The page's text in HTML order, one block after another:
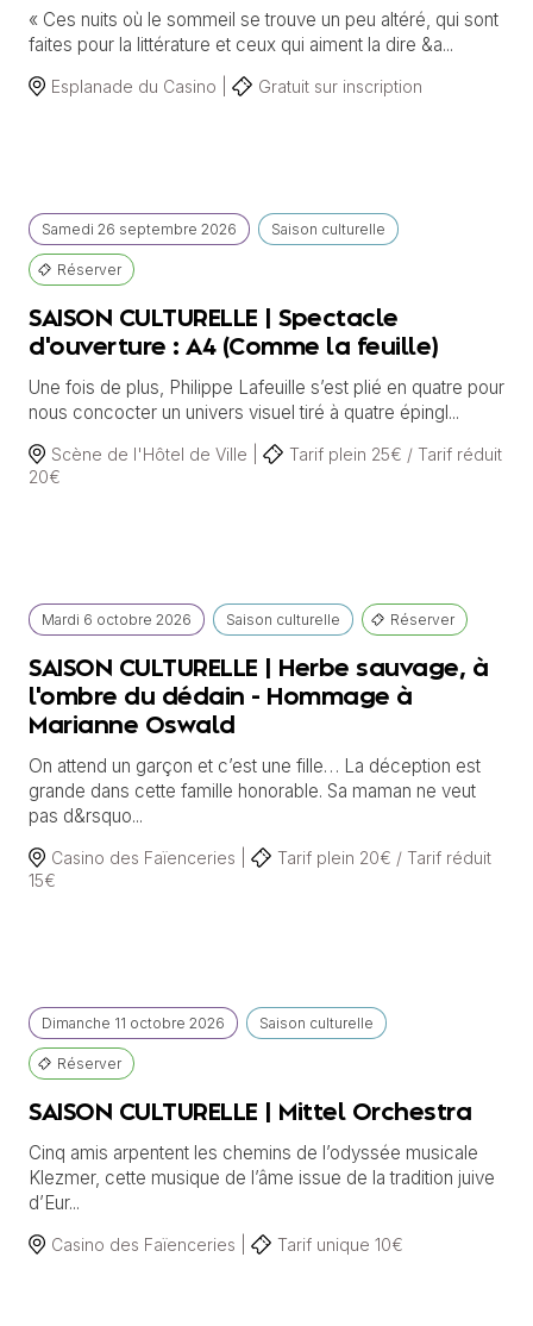
« Ces nuits où le sommeil se trouve un peu altéré, qui sont
faites pour la littérature et ceux qui aiment la dire &a...
Esplanade du Casino | Gratuit sur inscription
Samedi 26 septembre 2026 Saison culturelle
Réserver
SAISON CULTURELLE | Spectacle
d'ouverture : A4 (Comme la feuille)
Une fois de plus, Philippe Lafeuille s’est plié en quatre pour
nous concocter un univers visuel tiré à quatre épingl...
Scène de l'Hôtel de Ville |
Tarif plein 25€ / Tarif réduit
20€
Mardi 6 octobre 2026 Saison culturelle Réserver
SAISON CULTURELLE | Herbe sauvage, à
l'ombre du dédain - Hommage à
Marianne Oswald
On attend un garçon et c’est une fille… La déception est
grande dans cette famille honorable. Sa maman ne veut
pas d&rsquo...
Casino des Faïenceries |
Tarif plein 20€ / Tarif réduit
15€
Dimanche 11 octobre 2026 Saison culturelle
Réserver
SAISON CULTURELLE | Mittel Orchestra
Cinq amis arpentent les chemins de l’odyssée musicale
Klezmer, cette musique de l’âme issue de la tradition juive
d’Eur...
Casino des Faïenceries | Tarif unique 10€